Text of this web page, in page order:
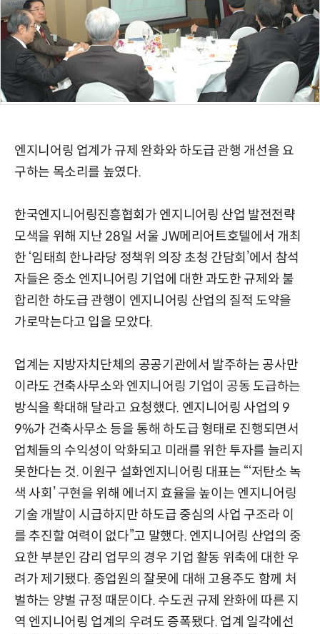
엔지니어링 업계가 규제 완화와 하도급 관행 개선을 요
구하는 목소리를 높였다.
한국엔지니어링진흥협회가 엔지니어링 산업 발전전략
모색을 위해 지난 28일 서울 JW메리어트호텔에서 개최
한 ‘임태희 한나라당 정책위 의장 초청 간담회’에서 참석
자들은 중소 엔지니어링 기업에 대한 과도한 규제와 불
합리한 하도급 관행이 엔지니어링 산업의 질적 도약을
가로막는다고 입을 모았다.
업계는 지방자치단체의 공공기관에서 발주하는 공사만
이라도 건축사무소와 엔지니어링 기업이 공동 도급하는
방식을 확대해 달라고 요청했다. 엔지니어링 사업의 9
9%가 건축사무소 등을 통해 하도급 형태로 진행되면서
업체들의 수익성이 악화되고 미래를 위한 투자를 늘리지
못한다는 것. 이원구 설화엔지니어링 대표는 “‘저탄소 녹
색 사회’ 구현을 위해 에너지 효율을 높이는 엔지니어링
기술 개발이 시급하지만 하도급 중심의 사업 구조라 이
를 추진할 여력이 없다”고 말했다. 엔지니어링 산업의 중
요한 부분인 감리 업무의 경우 기업 활동 위축에 대한 우
려가 제기됐다. 종업원의 잘못에 대해 고용주도 함께 처
벌하는 양벌 규정 때문이다. 수도권 규제 완화에 따른 지
역 엔지니어링 업계의 우려도 증폭됐다. 업계 일각에선